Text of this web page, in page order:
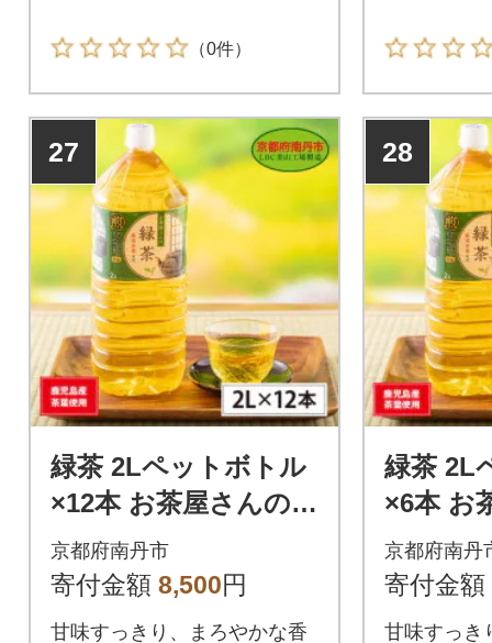
（0件）
27
緑茶 2Lペットボトル
×12本 お茶屋さんの緑
茶
京都府南丹市
寄付金額 8,500円
甘味すっきり、まろやかな香
28
緑茶 2L
×6本 お
茶
京都府南丹
寄付金額
甘味すっき